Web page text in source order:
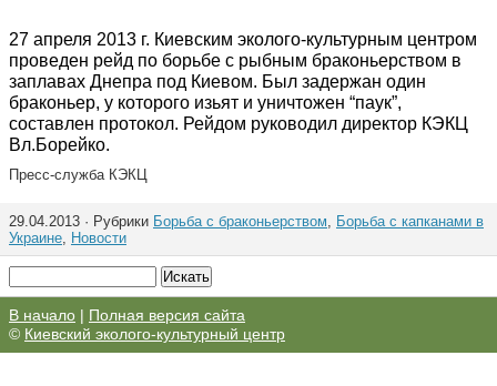
27 апреля 2013 г. Киевским эколого-культурным центром
проведен рейд по борьбе с рыбным браконьерством в
заплавах Днепра под Киевом. Был задержан один
браконьер, у которого изьят и уничтожен “паук”,
составлен протокол. Рейдом руководил директор КЭКЦ
Вл.Борейко.
Пресс-служба КЭКЦ
29.04.2013 · Рубрики Борьба с браконьерством, Борьба с капканами в
Украине, Новости
В начало | Полная версия сайта
© Киевский эколого-культурный центр